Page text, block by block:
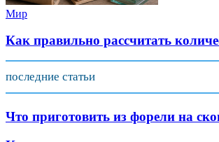
Мир
Как правильно рассчитать
последние статьи
Что приготовить из форели на